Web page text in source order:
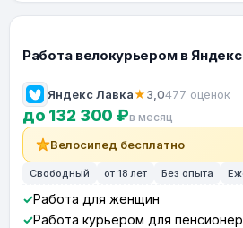
Работа велокурьером в
Яндекс Лавка★3,0477 оценок
до 132 300 ₽в месяц
Велосипед бесплатно
Свободный от 18 лет Без опыта
Работа для женщин
Работа курьером для